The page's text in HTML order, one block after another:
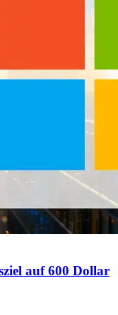
auf 600 Dollar